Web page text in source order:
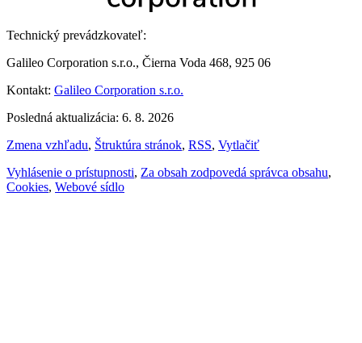
Technický prevádzkovateľ:
Galileo Corporation s.r.o., Čierna Voda 468, 925 06
Kontakt: Galileo Corporation s.r.o.
Posledná aktualizácia: 6. 8. 2026
Zmena vzhľadu, Štruktúra stránok, RSS, Vytlačiť
Vyhlásenie o prístupnosti, Za obsah zodpovedá správca obsahu,
Cookies, Webové sídlo